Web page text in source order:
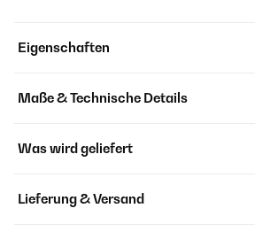
Eigenschaften
Maße & Technische Details
Was wird geliefert
Lieferung & Versand